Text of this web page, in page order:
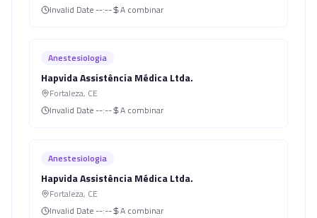
Invalid Date --:-- A combinar
Anestesiologia
Hapvida Assistência Médica Ltda.
Fortaleza, CE
Invalid Date --:-- A combinar
Anestesiologia
Hapvida Assistência Médica Ltda.
Fortaleza, CE
Invalid Date --:-- A combinar